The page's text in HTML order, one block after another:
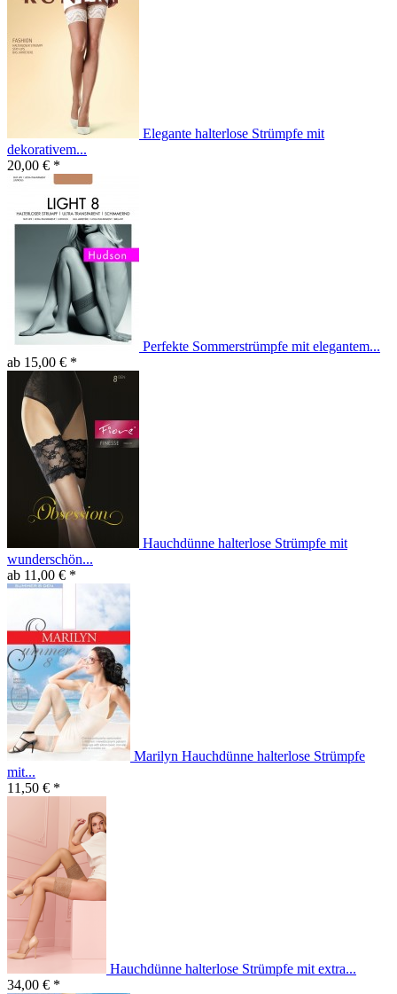
Elegante halterlose Strümpfe mit
dekorativem...
20,00 € *
Perfekte Sommerstrümpfe mit elegantem...
ab 15,00 € *
Hauchdünne halterlose Strümpfe mit
wunderschön...
ab 11,00 € *
Marilyn Hauchdünne halterlose Strümpfe
mit...
11,50 € *
Hauchdünne halterlose Strümpfe mit extra...
34,00 € *